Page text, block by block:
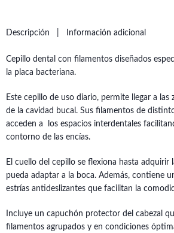
Descripción Información adicional
Cepillo dental con filamentos diseñados
la placa bacteriana.
Este cepillo de uso diario, permite llegar a las
de la cavidad bucal. Sus filamentos de
acceden a los espacios interdentales
contorno de las encías.
El cuello del cepillo se flexiona hasta adquirir
pueda adaptar a la boca. Además, contiene
estrías antideslizantes que facilitan la
Incluye un capuchón protector del cabezal
filamentos agrupados y en condiciones